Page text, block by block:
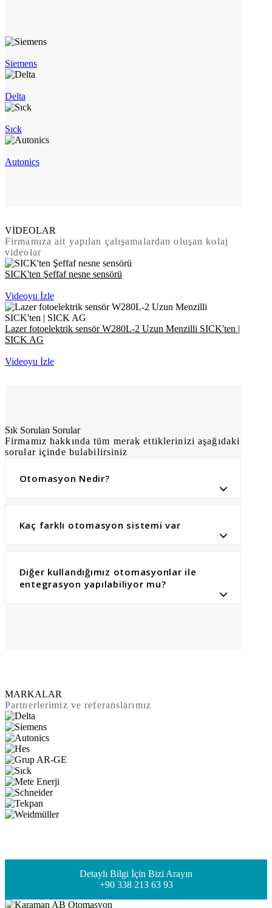
Siemens
Delta
Sıck
Autonics
VİDEOLAR
Firmamıza ait yapılan çalışamalardan oluşan kolaj
videolar
SICK'ten Şeffaf nesne sensörü
Videoyu İzle
Lazer fotoelektrik sensör W280L-2 Uzun Menzilli SICK'ten |
SICK AG
Videoyu İzle
Sık Sorulan Sorular
Firmamız hakkında tüm merak ettiklerinizi aşağıdaki
sorular içinde bulabilirsiniz
Otomasyon Nedir?
Kaç farklı otomasyon sistemi var
Diğer kullandığımız otomasyonlar ile
entegrasyon yapılabiliyor mu?
MARKALAR
Partnerlerimiz ve referanslarımız
Detaylı Bilgi İçin Bizi Arayın
+90 338 213 63 93